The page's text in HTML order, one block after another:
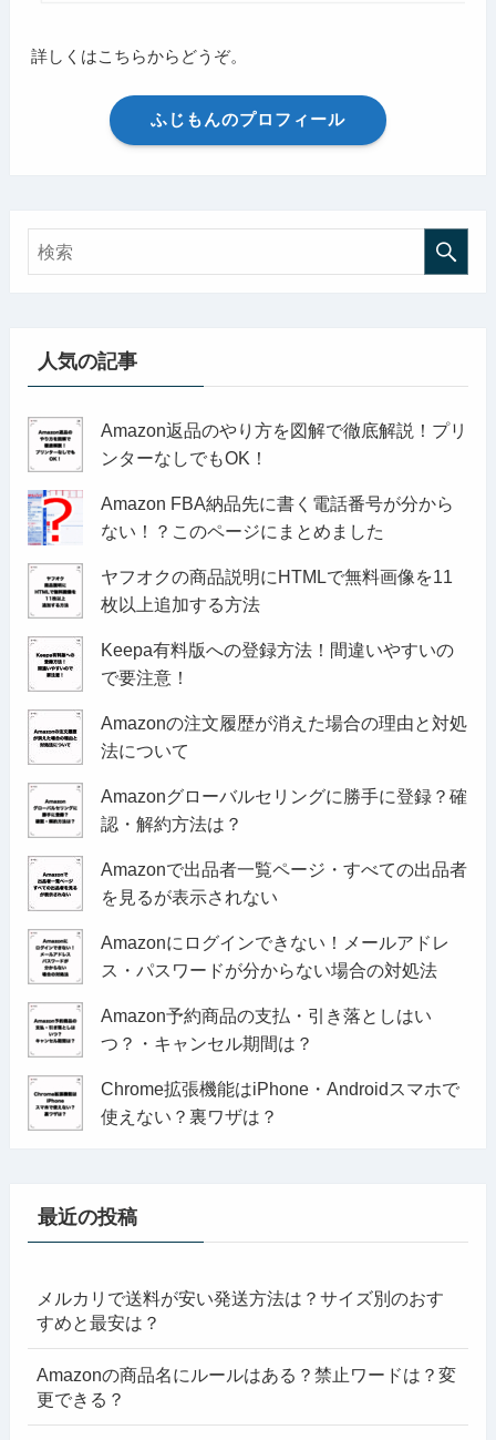
詳しくはこちらからどうぞ。
ふじもんのプロフィール
人気の記事
Amazon返品のやり方を図解で徹底解説！プリ
ンターなしでもOK！
Amazon FBA納品先に書く電話番号が分から
ない！？このページにまとめました
ヤフオクの商品説明にHTMLで無料画像を11
枚以上追加する方法
Keepa有料版への登録方法！間違いやすいの
で要注意！
Amazonの注文履歴が消えた場合の理由と対処
法について
Amazonグローバルセリングに勝手に登録？確
認・解約方法は？
Amazonで出品者一覧ページ・すべての出品者
を見るが表示されない
Amazonにログインできない！メールアドレ
ス・パスワードが分からない場合の対処法
Amazon予約商品の支払・引き落としはい
つ？・キャンセル期間は？
Chrome拡張機能はiPhone・Androidスマホで
使えない？裏ワザは？
最近の投稿
メルカリで送料が安い発送方法は？サイズ別のおす
すめと最安は？
Amazonの商品名にルールはある？禁止ワードは？変
更できる？